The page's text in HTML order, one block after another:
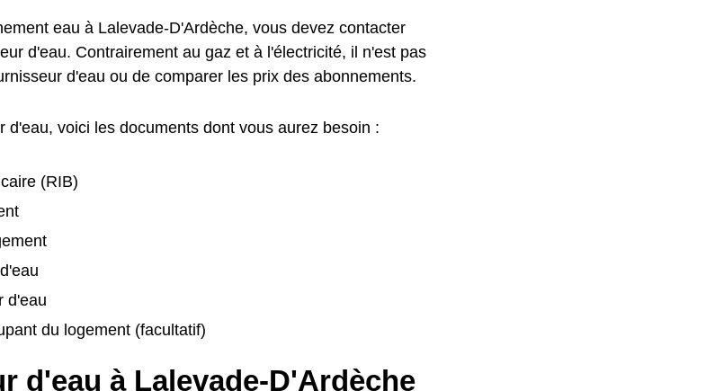
eau à Lalevade-D'Ardèche, vous devez contacter
d'eau. Contrairement au gaz et à l'électricité, il n'est pas
d'eau ou de comparer les prix des abonnements.
d'eau, voici les documents dont vous aurez besoin :
(RIB)
d'eau
du logement (facultatif)
d'eau à Lalevade-D'Ardèche